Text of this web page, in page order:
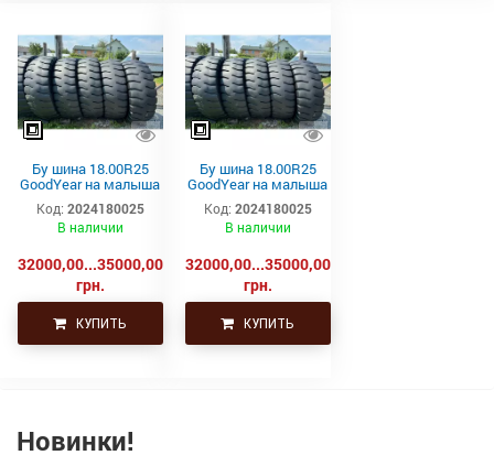
Бу шина 18.00R25
GoodYear на малыша
Белаз
Код: 2024180025
В наличии
32000,00...35000,00
грн.
КУПИТЬ
Бу шина 18.00R25
GoodYear на малыша
Белаз
Код: 2024180025
В наличии
32000,00...35000,00
грн.
КУПИТЬ
Новинки!